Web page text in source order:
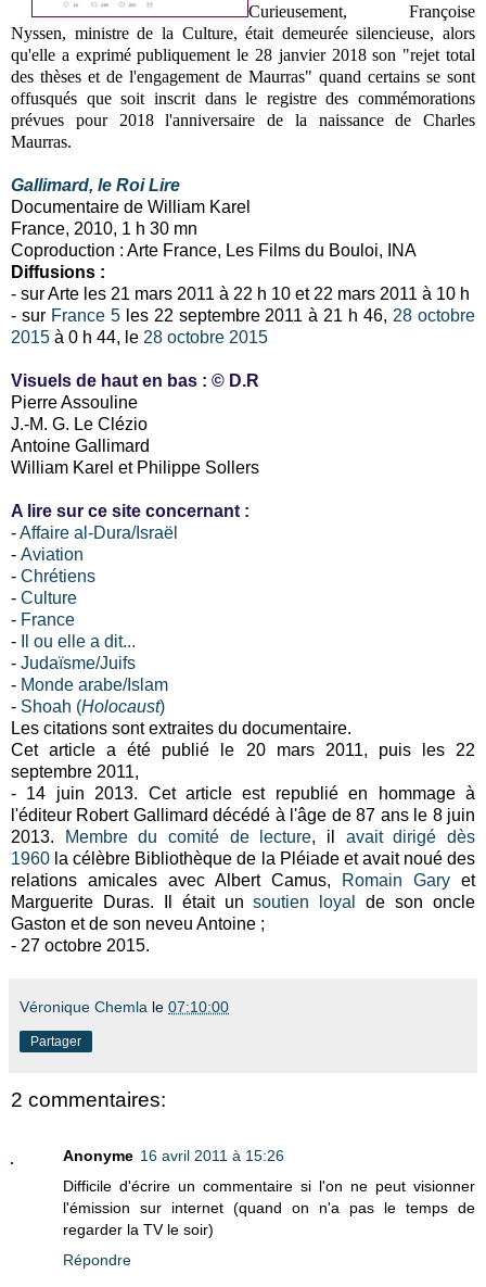
Curieusement, Françoise
Nyssen, ministre de la Culture, était demeurée silencieuse, alors
qu'elle a exprimé publiquement le 28 janvier 2018 son "rejet total
des thèses et de l'engagement de Maurras" quand certains se sont
offusqués que soit inscrit dans le registre des commémorations
prévues pour 2018 l'anniversaire de la naissance de Charles
Maurras.
Gallimard, le Roi Lire
Documentaire de William Karel
France, 2010, 1 h 30 mn
Coproduction : Arte France, Les Films du Bouloi, INA
Diffusions :
- sur Arte les 21 mars 2011 à 22 h 10 et 22 mars 2011 à 10 h
- sur France 5les 22 septembre 2011 à 21 h 46, 28 octobre
2015 à 0 h 44, le 28 octobre 2015
Visuels de haut en bas : © D.R
Pierre Assouline
J.-M. G. Le Clézio
Antoine Gallimard
William Karel et Philippe Sollers
A lire sur ce site concernant :
-Affaire al-Dura/Israël
- Aviation
- Chrétiens
- Culture
- France
-
Il ou elle a dit...
- Judaïsme/Juifs
- Monde arabe/Islam
- Shoah (Holocaust)
Les citations sont extraites du documentaire.
Cet article a été publié le 20 mars 2011, puis les 22
septembre 2011,
- 14 juin 2013. Cet article est republié en hommage à
l'éditeur Robert Gallimard décédé à l'âge de 87 ans le 8 juin
2013.
Membre du comité de lecture, il avait dirigé dès
1960 la célèbre Bibliothèque de la Pléiade et avait noué des
relations amicales avec Albert Camus,
Romain Gary et
Marguerite Duras. Il était unsoutien loyal
de son oncle
Gaston et de son neveu Antoine ;
- 27 octobre 2015.
Véronique Chemla le 07:10:00
Partager
2 commentaires:
Anonyme 16 avril 2011 à 15:26
Difficile d'écrire un commentaire si l'on ne peut visionner
l'émission sur internet (quand on n'a pas le temps de
regarder la TV le soir)
Répondre